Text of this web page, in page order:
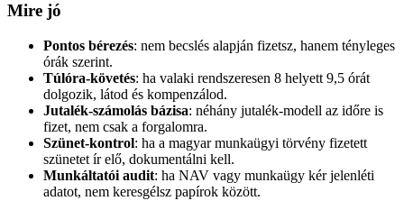
Mire jó
Pontos bérezés: nem becslés alapján fizetsz, hanem tényleges
órák szerint.
Túlóra-követés: ha valaki rendszeresen 8 helyett 9,5 órát
dolgozik, látod és kompenzálod.
Jutalék-számolás bázisa: néhány jutalék-modell az időre is
fizet, nem csak a forgalomra.
Szünet-kontrol: ha a magyar munkaügyi törvény fizetett
szünetet ír elő, dokumentálni kell.
Munkáltatói audit: ha NAV vagy munkaügy kér jelenléti
adatot, nem keresgélsz papírok között.